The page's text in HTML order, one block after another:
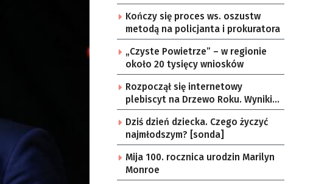
Kończy się proces ws. oszustw
metodą na policjanta i prokuratora
„Czyste Powietrze” – w regionie
około 20 tysięcy wniosków
Rozpoczął się internetowy
plebiscyt na Drzewo Roku. Wyniki 1
lipca
Dziś dzień dziecka. Czego życzyć
najmłodszym? [sonda]
Mija 100. rocznica urodzin Marilyn
Monroe